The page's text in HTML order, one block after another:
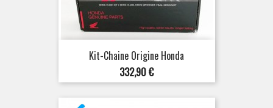
Kit-Chaine Origine Honda
Prix
332,90 €